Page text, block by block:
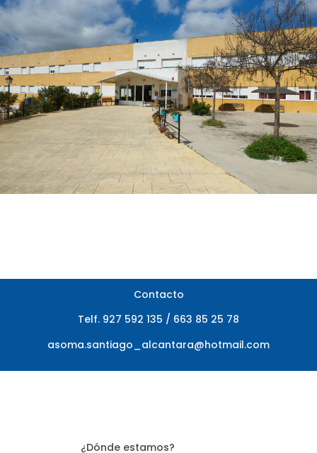
Contacto
Telf. 927 592 135 / 663 85 25 78
asoma.santiago_alcantara@hotmail.com
¿Dónde estamos?